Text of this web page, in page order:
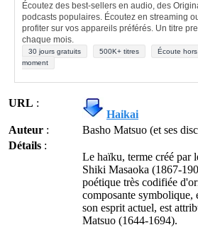
Écoutez des best-sellers en audio, des
podcasts populaires. Écoutez en streaming
profiter sur vos appareils préférés. Un titre
chaque mois.
30 jours gratuits 500K+ titres Écoute
moment
URL :
Haikai
Auteur :
Basho Matsuo (et ses
Détails :
Le haïku, terme créé par
Shiki Masaoka (1867-
poétique très codifiée
composante symbolique,
son esprit actuel, est
Matsuo (1644-1694).